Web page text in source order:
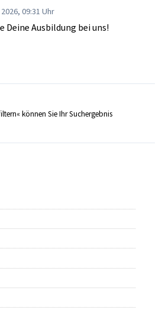
09:31 Uhr
Ausbildung bei uns!
können Sie Ihr Suchergebnis